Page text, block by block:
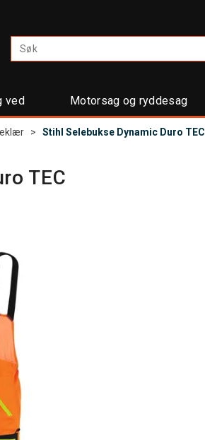
ved Motorsag og ryddesag
> Stihl Selebukse Dynamic Duro TEC
TEC